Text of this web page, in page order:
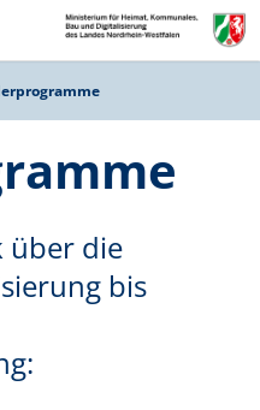
über die
bis